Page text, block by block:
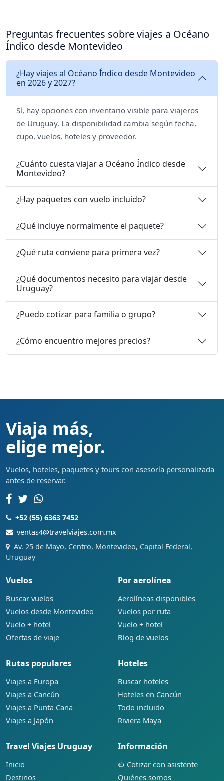
Preguntas frecuentes sobre viajes a Océano
Índico desde Montevideo
¿Hay viajes al Océano Índico desde Montevideo
en 2026 y 2027?
Sí, hay opciones con inventario visible para viajeros
de Uruguay. La disponibilidad cambia según fecha,
cupo, vuelos, hoteles y proveedor.
¿Cuánto cuesta viajar a Océano Índico desde
Montevideo?
¿Hay paquetes con vuelo incluido?
¿Qué incluye normalmente el paquete?
¿Qué ruta conviene para primera vez?
¿Qué documentos necesito para viajar desde
Uruguay?
¿Puedo cotizar para familia o grupo?
¿Cómo encuentro mejores precios?
Viaja más,
elige mejor.
Vuelos, hoteles, paquetes y tours con asesoría personalizada
antes de reservar.
+52 (55) 6363 7452
ventas4@travelviajes.com.mx
Av. 25 de Mayo, Centro, Montevideo, Capital Federal,
Uruguay
Vuelos
Buscar vuelos
Vuelos desde Montevideo
Vuelo + hotel
Ofertas de viaje
Por aerolínea
Aerolíneas disponibles
Vuelos por ruta
Vuelo + hotel
Blog de vuelos
Rutas populares
Viajes a Europa
Viajes a Cancún
Viajes a Punta Cana
Viajes a Japón
Hoteles
Buscar hoteles
Hoteles en Cancún
Todo incluido
Riviera Maya
Travel Viajes Uruguay
Inicio
Destinos
Información
Cotizar con asistente
Quiénes somos